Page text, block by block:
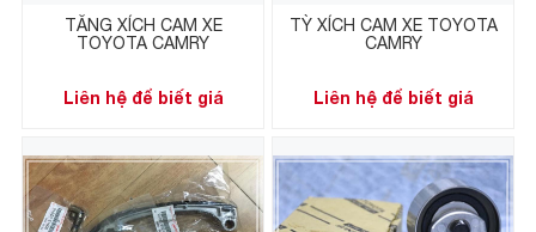
TĂNG XÍCH CAM XE
TOYOTA CAMRY
Liên hệ để biết giá
TỲ XÍCH CAM XE TOYOTA
CAMRY
Liên hệ để biết giá